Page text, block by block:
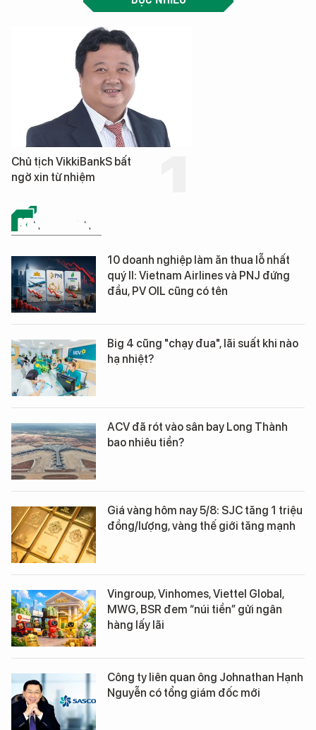
Chủ tịch VikkiBankS bất
ngờ xin từ nhiệm
KINH DOANH
10 doanh nghiệp làm ăn thua lỗ nhất
quý II: Vietnam Airlines và PNJ đứng
đầu, PV OIL cũng có tên
Big 4 cũng "chạy đua", lãi suất khi nào
hạ nhiệt?
ACV đã rót vào sân bay Long Thành
bao nhiêu tiền?
Giá vàng hôm nay 5/8: SJC tăng 1 triệu
đồng/lượng, vàng thế giới tăng mạnh
Vingroup, Vinhomes, Viettel Global,
MWG, BSR đem “núi tiền” gửi ngân
hàng lấy lãi
Công ty liên quan ông Johnathan Hạnh
Nguyễn có tổng giám đốc mới